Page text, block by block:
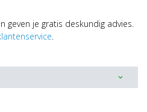
geven je gratis deskundig advies.
.
expand_more